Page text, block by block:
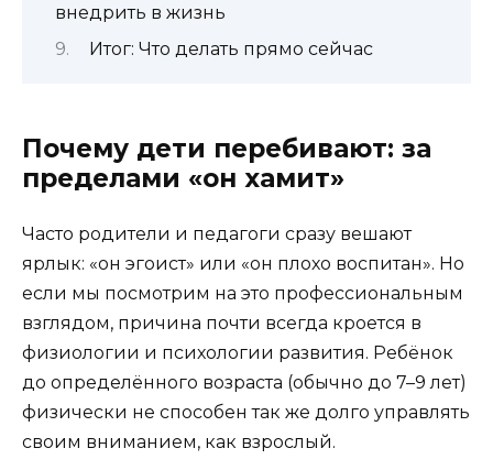
внедрить в жизнь
Итог: Что делать прямо сейчас
Почему дети перебивают: за
пределами «он хамит»
Часто родители и педагоги сразу вешают
ярлык: «он эгоист» или «он плохо воспитан». Но
если мы посмотрим на это профессиональным
взглядом, причина почти всегда кроется в
физиологии и психологии развития. Ребёнок
до определённого возраста (обычно до 7–9 лет)
физически не способен так же долго управлять
своим вниманием, как взрослый.